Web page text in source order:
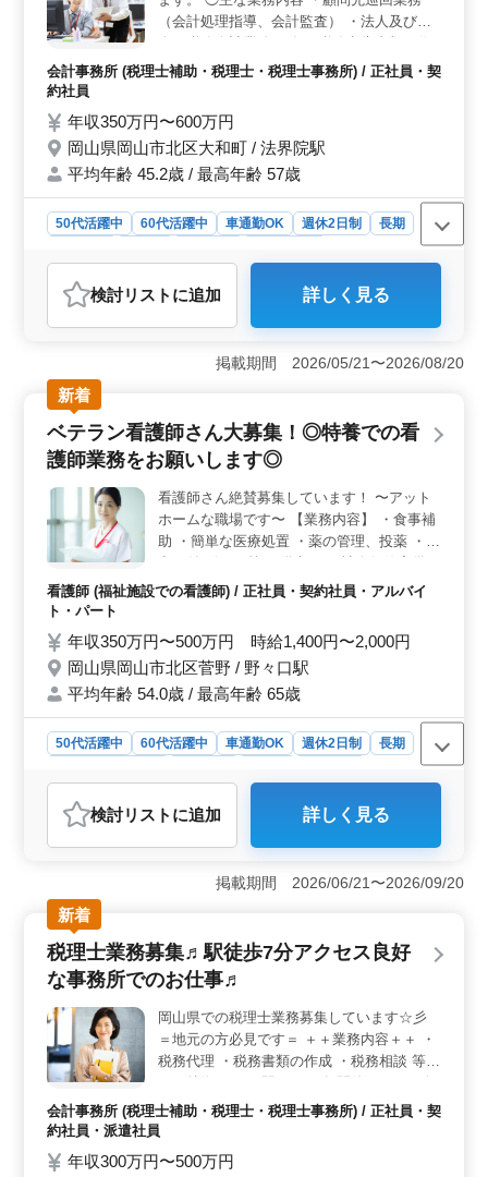
ます。また、時間外労働が月に10〜20時間程度と少なめ
なので、過度な負担を感じることなく働けます。
（会計処理指導、会計監査） ・法人及び個
人の税務会計業務 ・各種税務申告書類の作
成及び税務相談業務 ※年間休日120日以上
活かして頂ける方のご応募お待ちしておりま
す。
会計事務所 (税理士補助・税理士・税理士事務所) / 正社員・契
約社員
年収350万円〜600万円
岡山県岡山市北区大和町 / 法界院駅
平均年齢 45.2歳 / 最高年齢 57歳
50代活躍中 60代活躍中 車通勤OK 週休2日制
長期
おすすめポイント
＜働きやすさとライフスタイルの両立＞ 年間休日125
日、週休二日制、そして月平均10時間の残業時間と、ワ
に、車通勤が可能で通勤しやすく、岡山市で働きたい方
に最適です。 ＜スキル活用とキャリアの幅を広げる
＞ 会計事務所経験があれば資格や学歴は問われず、こ
れまでの経験を存分に活かせるポジションです。顧問先
巡回や税務書類の作成を通じて、さらなる専門性を磨け
る場となるでしょう。 ＜安定した福利厚生と幅広い
年代の活躍＞ 賞与制度や退職金共済への加入など、長
期的に安心して働ける環境が整っています。50代以上も
活躍しており、幅広い年代が共に成長できる職場です。
検討リスト に追加 詳しく見る
掲載期間 2026/05/21〜2026/08/20
新着
ベテラン看護師さん大募集！◎特養での看
護師業務をお願いします◎
看護師さん絶賛募集しています！ 〜アット
ホームな職場です〜 【業務内容】 ・食事補
助 ・簡単な医療処置 ・薬の管理、投薬 ・外
・週休2日制 ぜひ今までの経験を生かしてく
看護師 (福祉施設での看護師) / 正社員・契約社員・アルバイ
ト・パート
年収350万円〜500万円 時給1,400円〜2,000円
岡山県岡山市北区菅野 / 野々口駅
平均年齢 54.0歳 / 最高年齢 65歳
50代活躍中 60代活躍中 車通勤OK 週休2日制
長期
おすすめポイント
＜経験豊富な看護師大歓迎！＞ 50代から60代までの経
験豊富な看護師を積極採用中です。アットホームな環境
で、安心してお仕事を楽しめます。地域の高齢者の方々
との触れ合いを大切にし、温かいケアを提供しましょ
う。 ＜業務内容＞ 特養での看護業務をお願いしま
す。食事補助や医療処置、薬の管理など、高齢者の方々
の健康をサポートする重要な業務が待っています。経験
か。 ＜福利厚生＞ 社会保険完備や週休2日制など、
働きやすい環境が整っています。給与面も魅力的で、安
定した生活を送ることができます。働きながら自己成長
を目指し、充実したキャリアを築いていくことができる
でしょう。
検討リスト に追加 詳しく見る
掲載期間 2026/06/21〜2026/09/20
新着
税理士業務募集♬駅徒歩7分アクセス良好
な事務所でのお仕事♬
岡山県での税理士業務募集しています☆彡
＝地元の方必見です＝ ＋＋業務内容＋＋ ・
税務代理 ・税務書類の作成 ・税務相談 等
まで培ってきた経験を活かせるお仕事です♬
★皆様のご応募お待ちしております★
会計事務所 (税理士補助・税理士・税理士事務所) / 正社員・契
約社員・派遣社員
年収300万円〜500万円